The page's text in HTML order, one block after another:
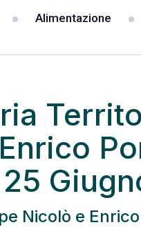
Alimentazione
Nicolò e